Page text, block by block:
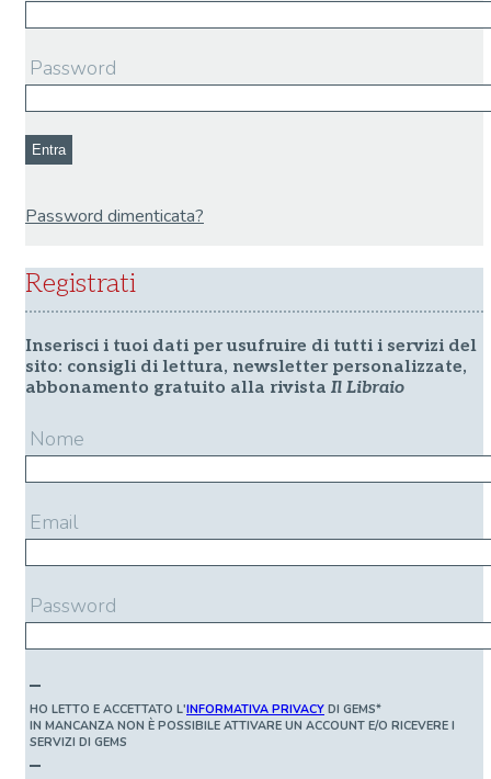
Password
Entra
Password dimenticata?
Email
Recupera Password
Registrati
Inserisci i tuoi dati per usufruire di tutti i servizi del
sito: consigli di lettura, newsletter personalizzate,
abbonamento gratuito alla rivista Il Libraio
Nome
Email
Password
HO LETTO E ACCETTATO L'INFORMATIVA PRIVACY DI GEMS*
IN MANCANZA NON È POSSIBILE ATTIVARE UN ACCOUNT E/O RICEVERE I
SERVIZI DI GEMS